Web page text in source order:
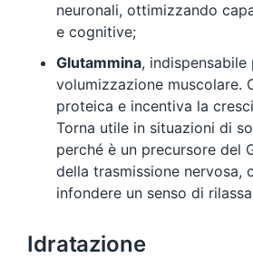
neuronali, ottimizzando
e cognitive;
Glutammina, indispensabile
volumizzazione muscolare.
proteica e incentiva la
Torna utile in situazioni di
perché è un precursore del
della trasmissione nervosa,
infondere un senso di
Idratazione